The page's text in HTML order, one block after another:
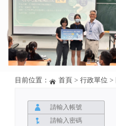
目前位置： 首頁 > 行政單位 >